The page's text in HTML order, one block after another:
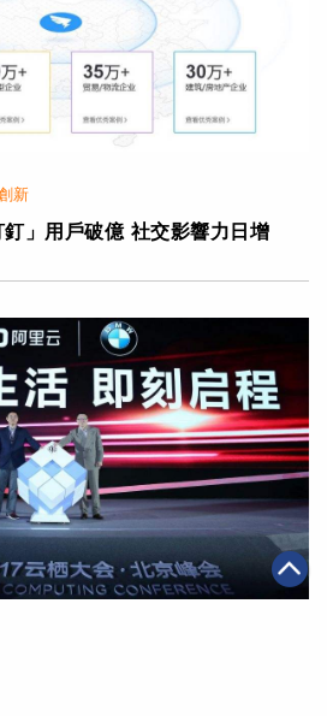
新
」用戶破億 社交影響力日增